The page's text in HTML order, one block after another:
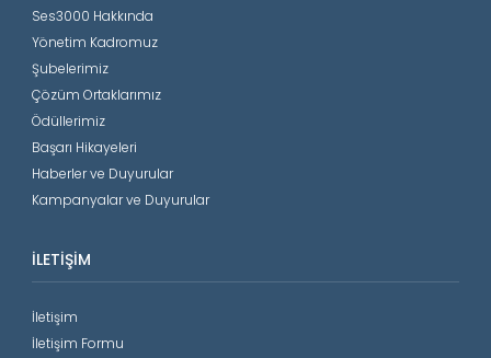
Ses3000 Hakkında
Yönetim Kadromuz
Şubelerimiz
Çözüm Ortaklarımız
Ödüllerimiz
Başarı Hikayeleri
Haberler ve Duyurular
Kampanyalar ve Duyurular
İLETIŞIM
İletişim
İletişim Formu